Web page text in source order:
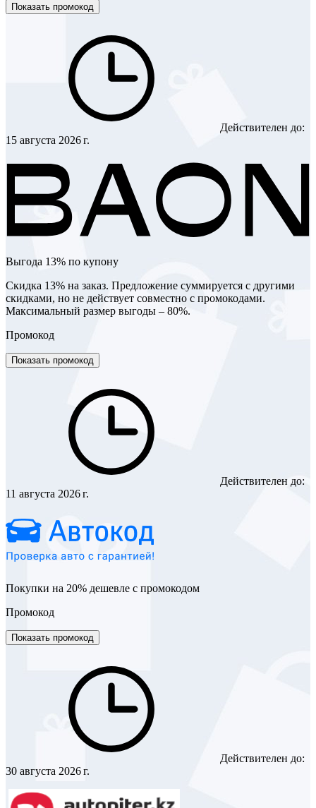
Показать промокод
Действителен до:
15 августа 2026 г.
Выгода 13% по купону
Скидка 13% на заказ. Предложение суммируется с другими
скидками, но не действует совместно с промокодами.
Максимальный размер выгоды – 80%.
Промокод
Показать промокод
Действителен до:
11 августа 2026 г.
Покупки на 20% дешевле с промокодом
Промокод
Показать промокод
Действителен до:
30 августа 2026 г.